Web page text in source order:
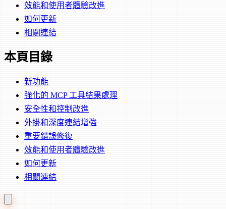
效能和使用者體驗改進
如何更新
相關連結
本頁目錄
新功能
強化的 MCP 工具結果處理
安全性和控制改進
外掛和深度連結增強
重要錯誤修復
效能和使用者體驗改進
如何更新
相關連結